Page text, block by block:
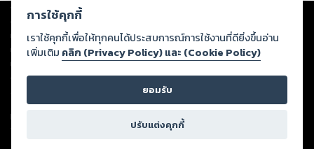
Copyright © 2026
ต่อผลงานหรือเนื้อหาใดที่อัปโหลดผ่านเว็บไซต์และปรากฏว่าละเมิดสิทธิใน
ทรัพย์สินทางปัญญาของบุคคลอื่นหรือขัดต่อกฎหมายและศีลธรรม ดังนั้น ผู้อ่าน
ทุกท่านโปรดใช้วิจารณญาณในการกลั่นกรองด้วยตนเอง และหากท่านพบว่าส่วน
หนึ่งส่วนใดขัดต่อกฎหมายและศีลธรรม กรุณาแจ้งมายังบริษัท เพื่อทีมงานจะได้
ดำเนินการในทันที ทั้งนี้ ทางสตอรี่ล็อกขอสงวนลิขสิทธิ์ตามพระราชบัญญัติ
ลิขสิทธิ์ พ.ศ. 2537 (ฉบับล่าสุด)
For support: member@ookbee.com
Version
การใช้คุกกี้
เราใช้คุกกี้เพื่อให้ทุกคนได้ประสบการณ์การใช้งานที่ดียิ่งขึ้นอ่าน
เพิ่มเติม คลิก (Privacy Policy) และ (Cookie Policy)
ยอมรับ
ปรับแต่งคุกกี้